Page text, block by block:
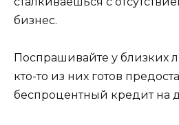
бизнес.
Поспрашивайте у близких
кто-то из них готов
беспроцентный кредит на